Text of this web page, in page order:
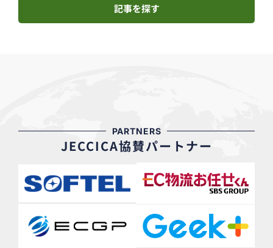
記事を探す
PARTNERS
JECCICA協賛パートナー